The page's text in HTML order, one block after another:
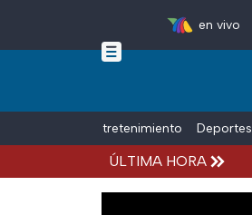
Skip to main content
en vivo
Entretenimiento Deportes
ÚLTIMA HORA